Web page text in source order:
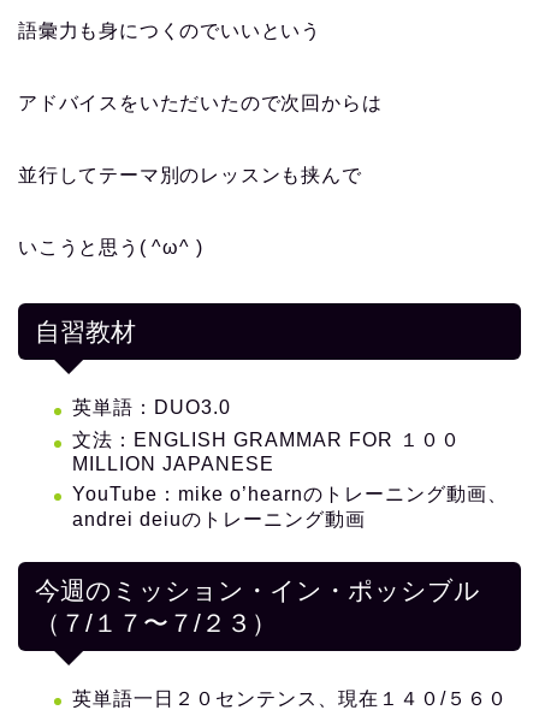
語彙力も身につくのでいいという
アドバイスをいただいたので次回からは
並行してテーマ別のレッスンも挟んで
いこうと思う( ^ω^ )
自習教材
英単語：DUO3.0
文法：ENGLISH GRAMMAR FOR １００
MILLION JAPANESE
YouTube：mike o’hearnのトレーニング動画、
andrei deiuのトレーニング動画
今週のミッション・イン・ポッシブル
（７/１７〜７/２３）
英単語一日２０センテンス、現在１４０/５６０